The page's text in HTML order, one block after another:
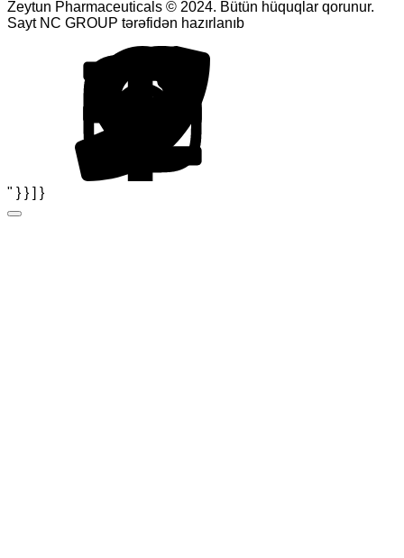
Zeytun Pharmaceuticals © 2024. Bütün hüquqlar qorunur.
Sayt NC GROUP tərəfidən hazırlanıb
" } } ] }